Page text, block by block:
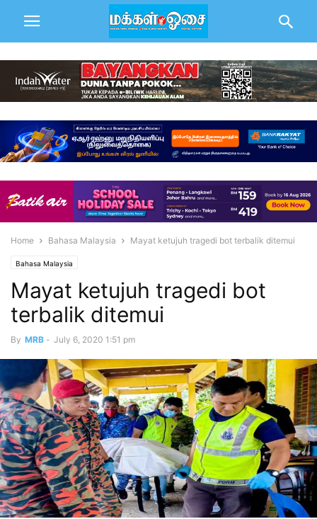
Home Bahasa Malaysia Mayat ketujuh tragedi bot terbalik ditemui
Bahasa Malaysia
Mayat ketujuh tragedi bot
terbalik ditemui
By MRB - July 6, 2020 1:51 pm